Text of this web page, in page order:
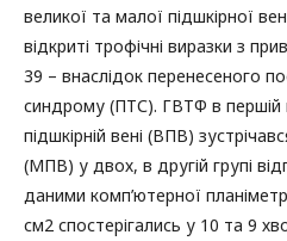
великої та малої підшкірної
відкриті трофічні виразки з
39 – внаслідок перенесеного
синдрому (ПТС). ГВТФ в першій
підшкірній вені (ВПВ)
(МПВ) у двох, в другій групі
даними комп’ютерної
см2 спостерігались у 10 та 9